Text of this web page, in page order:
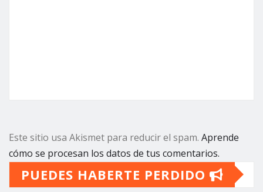
Este sitio usa Akismet para reducir el spam. Aprende
cómo se procesan los datos de tus comentarios.
PUEDES HABERTE PERDIDO